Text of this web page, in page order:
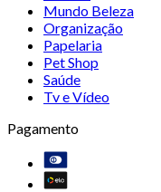
Mundo Beleza
Organização
Papelaria
Pet Shop
Saúde
Tv e Vídeo
Pagamento